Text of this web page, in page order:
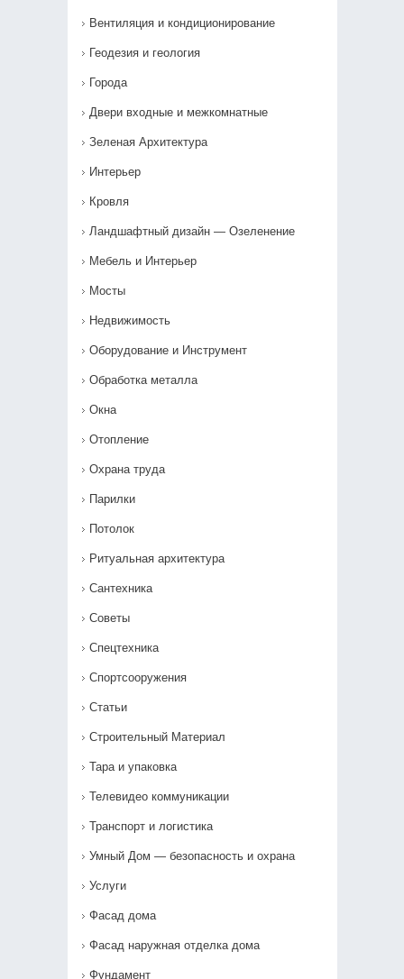
Вентиляция и кондиционирование
Геодезия и геология
Города
Двери входные и межкомнатные
Зеленая Архитектура
Интерьер
Кровля
Ландшафтный дизайн — Озеленение‎
Мебель и Интерьер
Мосты
Недвижимость
Оборудование и Инструмент
Обработка металла
Окна
Отопление
Охрана труда
Парилки
Потолок
Ритуальная архитектура
Сантехника
Советы
Спецтехника
Спортсооружения
Статьи
Строительный Материал
Тара и упаковка
Телевидео коммуникации
Транспорт и логистика
Умный Дом — безопасность и охрана
Услуги
Фасад дома
Фасад наружная отделка дома
Фундамент